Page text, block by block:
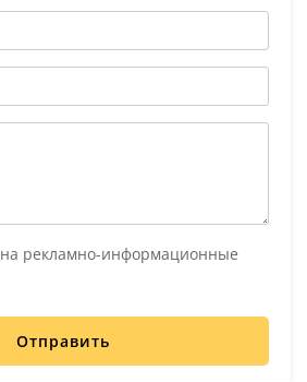
на рекламно-информационные
Отправить